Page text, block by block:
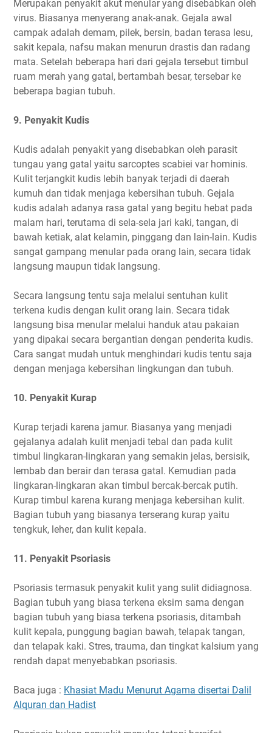
Merupakan penyakit akut menular yang disebabkan oleh
virus. Biasanya menyerang anak-anak. Gejala awal
campak adalah demam, pilek, bersin, badan terasa lesu,
sakit kepala, nafsu makan menurun drastis dan radang
mata. Setelah beberapa hari dari gejala tersebut timbul
ruam merah yang gatal, bertambah besar, tersebar ke
beberapa bagian tubuh.
9. Penyakit Kudis
Kudis adalah penyakit yang disebabkan oleh parasit
tungau yang gatal yaitu sarcoptes scabiei var hominis.
Kulit terjangkit kudis lebih banyak terjadi di daerah
kumuh dan tidak menjaga kebersihan tubuh. Gejala
kudis adalah adanya rasa gatal yang begitu hebat pada
malam hari, terutama di sela-sela jari kaki, tangan, di
bawah ketiak, alat kelamin, pinggang dan lain-lain. Kudis
sangat gampang menular pada orang lain, secara tidak
langsung maupun tidak langsung.
Secara langsung tentu saja melalui sentuhan kulit
terkena kudis dengan kulit orang lain. Secara tidak
langsung bisa menular melalui handuk atau pakaian
yang dipakai secara bergantian dengan penderita kudis.
Cara sangat mudah untuk menghindari kudis tentu saja
dengan menjaga kebersihan lingkungan dan tubuh.
10. Penyakit Kurap
Kurap terjadi karena jamur. Biasanya yang menjadi
gejalanya adalah kulit menjadi tebal dan pada kulit
timbul lingkaran-lingkaran yang semakin jelas, bersisik,
lembab dan berair dan terasa gatal. Kemudian pada
lingkaran-lingkaran akan timbul bercak-bercak putih.
Kurap timbul karena kurang menjaga kebersihan kulit.
Bagian tubuh yang biasanya terserang kurap yaitu
tengkuk, leher, dan kulit kepala.
11. Penyakit Psoriasis
Psoriasis termasuk penyakit kulit yang sulit didiagnosa.
Bagian tubuh yang biasa terkena eksim sama dengan
bagian tubuh yang biasa terkena psoriasis, ditambah
kulit kepala, punggung bagian bawah, telapak tangan,
dan telapak kaki. Stres, trauma, dan tingkat kalsium yang
rendah dapat menyebabkan psoriasis.
Baca juga : Khasiat Madu Menurut Agama disertai Dalil
Alquran dan Hadist